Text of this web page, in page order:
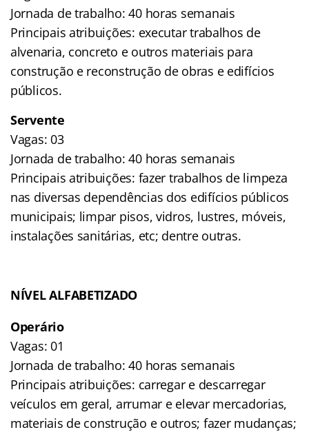
Jornada de trabalho: 40 horas semanais
Principais atribuições: executar trabalhos de
alvenaria, concreto e outros materiais para
construção e reconstrução de obras e edifícios
públicos.
Servente
Vagas: 03
Jornada de trabalho: 40 horas semanais
Principais atribuições: fazer trabalhos de limpeza
nas diversas dependências dos edifícios públicos
municipais; limpar pisos, vidros, lustres, móveis,
instalações sanitárias, etc; dentre outras.
NÍVEL ALFABETIZADO
Operário
Vagas: 01
Jornada de trabalho: 40 horas semanais
Principais atribuições: carregar e descarregar
veículos em geral, arrumar e elevar mercadorias,
materiais de construção e outros; fazer mudanças;